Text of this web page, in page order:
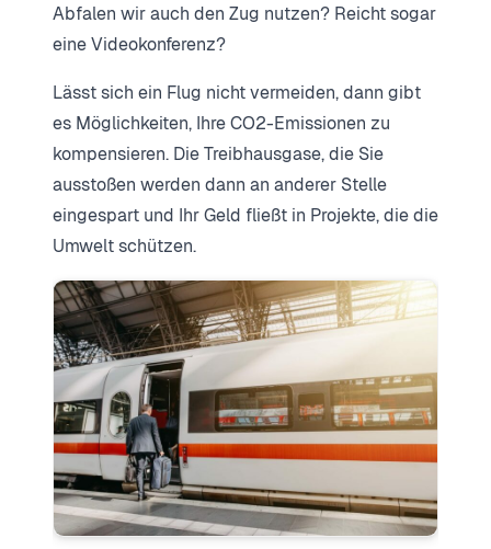
Abfalen wir auch den Zug nutzen? Reicht sogar
eine Videokonferenz?
Lässt sich ein Flug nicht vermeiden, dann gibt
es Möglichkeiten, Ihre CO2-Emissionen zu
kompensieren. Die Treibhausgase, die Sie
ausstoßen werden dann an anderer Stelle
eingespart und Ihr Geld fließt in Projekte, die die
Umwelt schützen.